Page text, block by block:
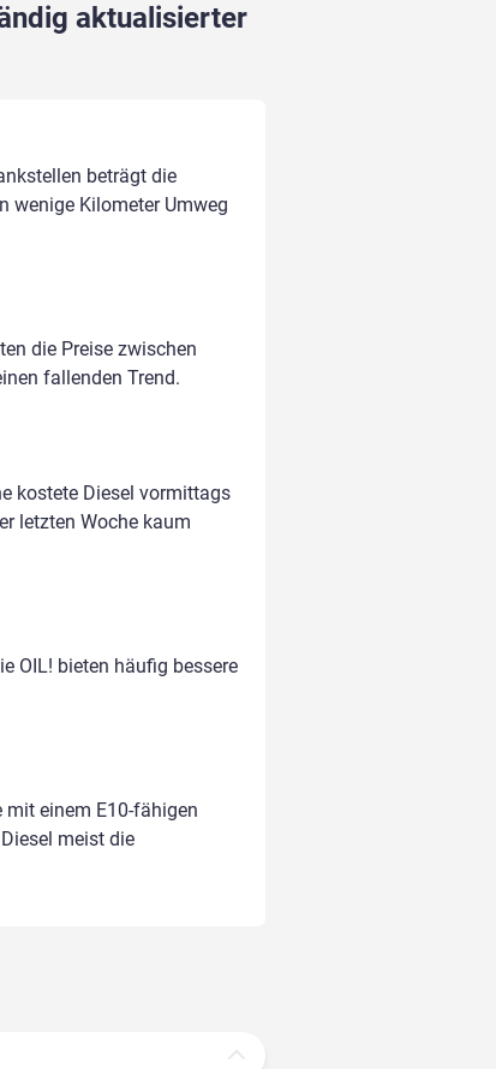
aktualisierter
beträgt die
wenige Kilometer Umweg
die Preise zwischen
fallenden Trend.
kostete Diesel vormittags
letzten Woche kaum
OIL! bieten häufig bessere
mit einem E10-fähigen
meist die